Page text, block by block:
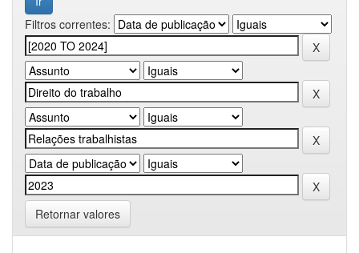
Filtros correntes:
Retornar valores